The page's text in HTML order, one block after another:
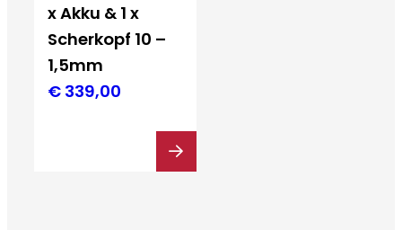
x Akku & 1 x
Scherkopf 10 –
1,5mm
€ 339,00